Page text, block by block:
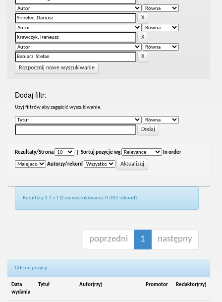
Rozpocznij nowe wyszukiwanie
Dodaj filtr:
Uzyj filtrów aby zagęścić wyszukiwanie.
Rezultaty/Strona Sortuj pozycje wg In order
Autorzy/rekord
Rezultaty 1-1 z 1 (Czas wyszukiwania: 0.002 sekund).
poprzedni 1 następny
Odsłon pozycji:
Data
wydania
Tytuł Autor(rzy) Promotor Redaktor(rzy)